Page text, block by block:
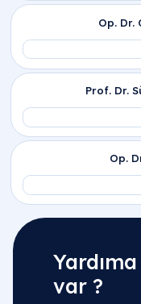
Yardıma
var ?